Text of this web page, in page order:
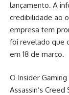
lançamento. A
credibilidade ao
empresa tem
foi revelado que
em 18 de março.
O Insider
Assassin’s